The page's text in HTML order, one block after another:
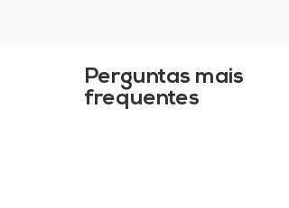
Perguntas mais
frequentes